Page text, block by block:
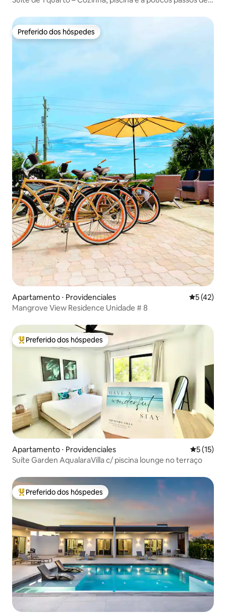
Preferido dos hóspedes
Preferido dos hóspedes
Apartamento ⋅ Providenciales 5 de uma
5 (42)
Mangrove View Residence Unidade # 8
Entre os melhores preferidos dos hóspedes
Preferido dos hóspedes
Apartamento ⋅ Providenciales 5 de uma
5 (15)
Suíte Garden AqualaraVilla c/ piscina lounge no terraço
Entre os melhores preferidos dos hóspedes
Preferido dos hóspedes